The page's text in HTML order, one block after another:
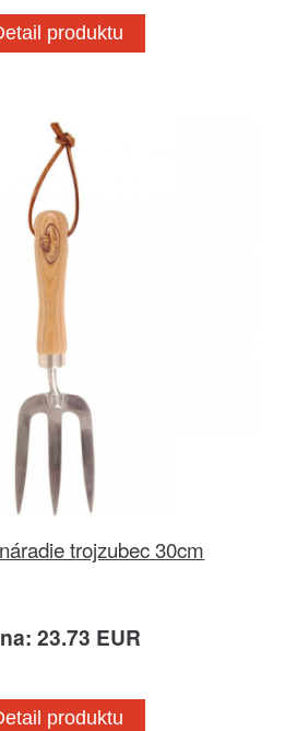
produktu
trojzubec 30cm
23.73 EUR
produktu